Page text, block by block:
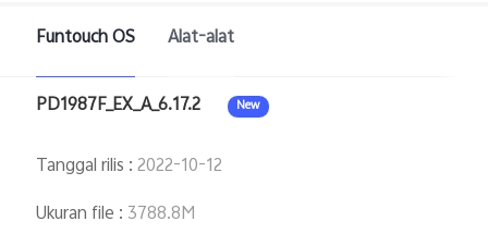
Funtouch OS Alat-alat
PD1987F_EX_A_6.17.2 New
Tanggal rilis :2022-10-12
Ukuran file : 3788.8M